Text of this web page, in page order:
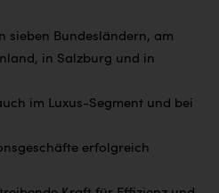
sieben Bundesländern, am
in Salzburg und in
im Luxus-Segment und bei
erfolgreich